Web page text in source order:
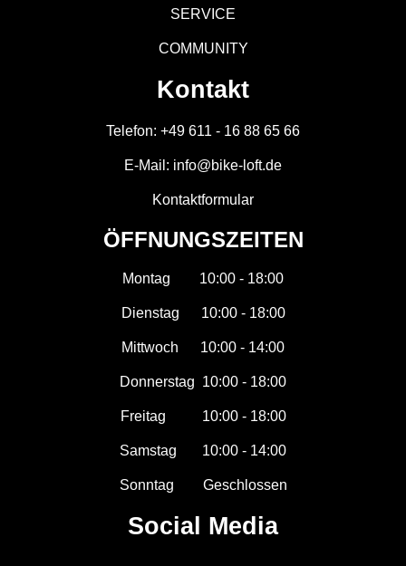
SERVICE
COMMUNITY
Kontakt
Telefon: +49 611 - 16 88 65 66
E-Mail: info@bike-loft.de
Kontaktformular
ÖFFNUNGSZEITEN
Montag 10:00 - 18:00
Dienstag 10:00 - 18:00
Mittwoch 10:00 - 14:00
Donnerstag 10:00 - 18:00
Freitag 10:00 - 18:00
Samstag 10:00 - 14:00
Sonntag Geschlossen
Social Media